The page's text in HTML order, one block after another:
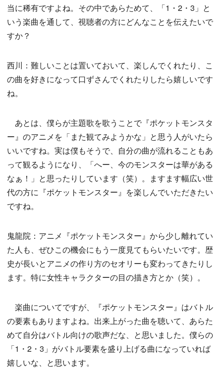
当に稀有ですよね。その中であらためて、「1・2・3」と
いう楽曲を通して、視聴者の方にどんなことを伝えたいで
すか？
西川：難しいことは置いておいて、楽しんでくれたり、こ
の曲を好きになって口ずさんでくれたりしたら嬉しいです
ね。
あとは、僕らが主題歌を歌うことで『ポケットモンスタ
ー』のアニメを「また観てみようかな」と思う人がいたら
いいですね。実は僕もそうで、自分の曲が流れることもあ
って観るようになり、「へー、今のモンスターは華がある
なぁ！」と思ったりしています（笑）。ますます幅広い世
代の方に『ポケットモンスター』を楽しんでいただきたい
ですね。
鬼龍院：アニメ『ポケットモンスター』から少し離れてい
た人も、ぜひこの機会にもう一度見てもらいたいです。歴
史が長いとアニメの作り方のセオリーも変わってきたりし
ます。特に女性キャラクターの目の描き方とか（笑）。
楽曲についてですが、『ポケットモンスター』はバトル
の要素もありますよね。出来上がった曲を聴いて、あらた
めて自分はバトル向けの歌声だな、と思いました。僕らの
「1・2・3」がバトル要素を盛り上げる曲になっていれば
嬉しいな、と思います。